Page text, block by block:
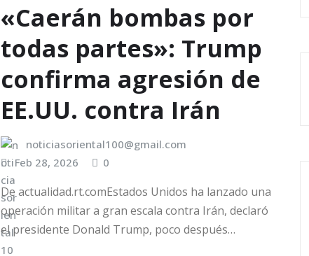
«Caerán bombas por
todas partes»: Trump
confirma agresión de
EE.UU. contra Irán
noticiasoriental100@gmail.com
Feb 28, 2026
0
De actualidad.rt.comEstados Unidos ha lanzado una
operación militar a gran escala contra Irán, declaró
el presidente Donald Trump, poco después…